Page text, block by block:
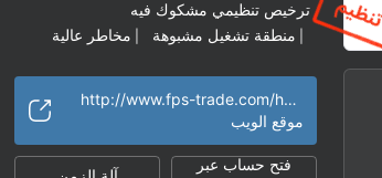
ترخيص تنظيمي مشكوك فيه
منطقة تشغيل مشبوهة مخاطر عالية
http://www.fps-trade.com/home_en
موقع الويب
فتح حساب عبر